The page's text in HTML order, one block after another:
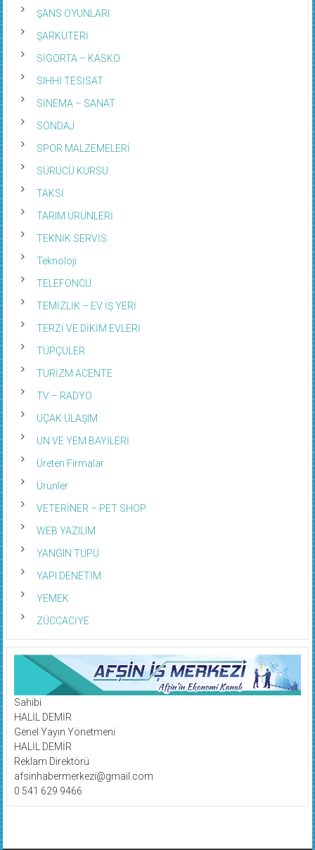
ŞANS OYUNLARI
ŞARKÜTERİ
SİGORTA – KASKO
SIHHİ TESİSAT
SİNEMA – SANAT
SONDAJ
SPOR MALZEMELERİ
SÜRÜCÜ KURSU
TAKSİ
TARIM ÜRÜNLERİ
TEKNİK SERVİS
Teknoloji
TELEFONCU
TEMİZLİK – EV İŞ YERİ
TERZİ VE DİKİM EVLERİ
TÜPÇÜLER
TURİZM ACENTE
TV – RADYO
UÇAK ULAŞIM
UN VE YEM BAYİLERİ
Üreten Firmalar
Ürünler
VETERİNER – PET SHOP
WEB YAZILIM
YANGIN TÜPÜ
YAPI DENETİM
YEMEK
ZÜCCACİYE
Sahibi
HALİL DEMİR
Genel Yayın Yönetmeni
HALİL DEMİR
Reklam Direktörü
afsinhabermerkezi@gmail.com
0 541 629 9466